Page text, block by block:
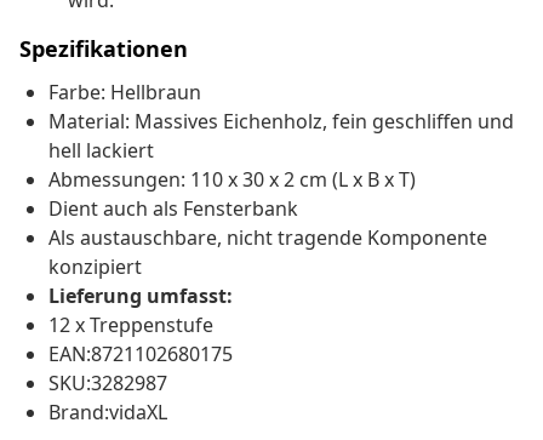
Spezifikationen
Farbe: Hellbraun
Material: Massives Eichenholz, fein geschliffen und
hell lackiert
Abmessungen: 110 x 30 x 2 cm (L x B x T)
Dient auch als Fensterbank
Als austauschbare, nicht tragende Komponente
konzipiert
Lieferung umfasst:
12 x Treppenstufe
EAN:8721102680175
SKU:3282987
Brand:vidaXL